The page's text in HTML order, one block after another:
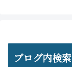
ブログ内検索